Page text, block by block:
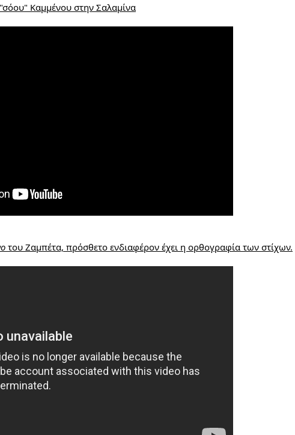
Καμμένου στην Σαλαμίνα
του Ζαμπέτα, πρόσθετο ενδιαφέρον έχει η ορθογραφία των στίχων.